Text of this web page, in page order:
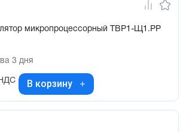
микропроцессорный ТВР1-Щ1.РР
3 дня
В корзину